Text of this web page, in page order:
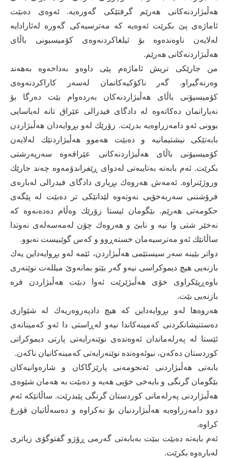
هەڵبژاردنەكانی هەرێم گرفتێكی گەورەیە. ئەوەی دەبێت
ئاماژەی پێ بكرێت ئەوەیە كە مەترسیەكی گەورە لەئارادایە
لەلایەن ناوەندەوە بۆ ئیلغاكردنەوەی كۆمیسیونی باڵای
هەڵبژاردنەكانی هەرێم.
من جارێكی تریش ئاماژەم پێی داوەو بەداخەوە بەهەند
وەرنەگیراو. گەر ناكۆكیەكانمان لەسەر كاراكردنەوەی
كۆمیسیۆنی باڵای هەڵبژاردنەكان بەردەوام بێت دەرگا بۆ
نەیارانمان دەكاتەوە لە دادگای فیدرالی عێراق تانە لەیاسایی
بوونی ئەو دامەزراوەیە بدرێت. زۆرێك لەو بڕوایەدان هەڵبژاردن
بابەتێكی نیشتیمانیە و دەبێت هەموو هەڵبژاردنێك لەلایەن
كۆمیسیۆنی باڵای هەڵبژاردنەكانی عێراقەوە سەرپەرشتی
بكرێت. ئەم بابەتە بەتایبەتی لەدوای ڕێفراندۆمەوە چەند جارێك
وروژێنراوە. ئەمەش هەروەك بڕیاری دادگای فیدرالی لەبارەی
فرۆشتنی سەربەخۆیی نەوتەوە لێدانێكی تر دەبێت لە پێگەی
حكومەتی هەرێم. بێگومان ئیستا زۆرێك وەڵام دەدەنەوە كە
نەخێر شتی وا نیە و نابێ و هەروەك چۆن لەمەسەلەی نەوتدا
ساڵانێك ئەو مەترسیەمان خستەڕوو و كەس گوێبیست نەبوو.
دواتر بێینە سەر سیستێمی هەڵبژاردن، ئێمە لەو بڕوایەداین یەك
بازنەیی هیچ دیموكراسی نیەو گەر بێتو بمانەوێ میللەت نوێنەری
باوەڕپێكراوی خۆی هەڵبژێرێت ئەوا دبێت هەڵبژاردن فرە
بازنەیی بێت.
هەروەها لەو بڕوایەداین كە هیچ دادپەروەریەك لە شێوازی
دەستنیشانكردنی كەمینەكاندا نیەو لەڕاستی دا ئەو كەمینانەی
ئێستا لە پەرلەماندان ئەوەندەی نوێنەرایەتی پارتی دیموكراتی
كوردستان دەكەن، نیوئەوەندە نوێنەرایەتی كەمینەكانیان ناكەن.
بابەتی هەڵبژاردنی ئەنجومەنی پارێزگاكان و شارەوانیەكان
بێگومان گرنگی و بایەخی خۆیی هەیە و دەبێت بە هەمان شێوەی
هەڵبژاردنی پەرلەمانی كوردستان گرنگی پێبدرێت. ساڵانێكە ئەم
دوو دامەزراوەیە هەڵبژاردنیان بۆ نەكراوە و دەسەڵاتیان قۆرغ
كراوە.
ئەم بابەتە دەبێت ببێت بەبابەتی گەرمی ڕۆژو گفتوگۆی زیاتری
لەبارەوە بكرێت.